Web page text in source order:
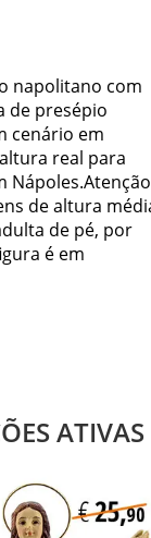
napolitano com
de presépio
cenário em
real para
de altura
de pé, por
é em
ATIVAS